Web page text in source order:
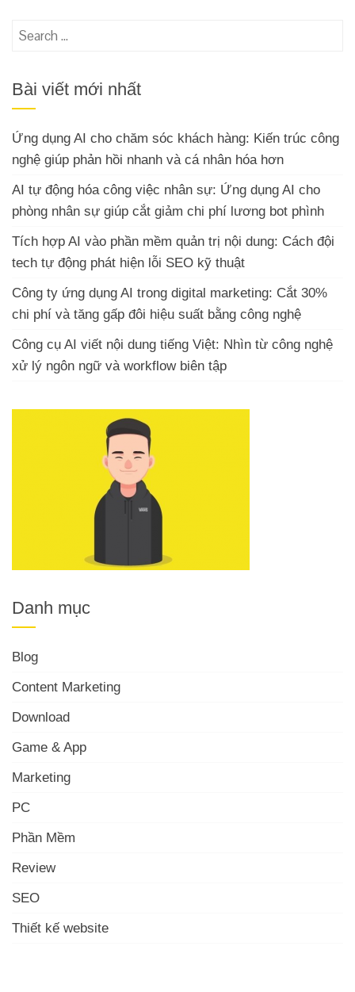
Search
Bài viết mới nhất
Ứng dụng AI cho chăm sóc khách hàng: Kiến trúc công
nghệ giúp phản hồi nhanh và cá nhân hóa hơn
AI tự động hóa công việc nhân sự: Ứng dụng AI cho
phòng nhân sự giúp cắt giảm chi phí lương bot phình
Tích hợp AI vào phần mềm quản trị nội dung: Cách đội
tech tự động phát hiện lỗi SEO kỹ thuật
Công ty ứng dụng AI trong digital marketing: Cắt 30%
chi phí và tăng gấp đôi hiệu suất bằng công nghệ
Công cụ AI viết nội dung tiếng Việt: Nhìn từ công nghệ
xử lý ngôn ngữ và workflow biên tập
Danh mục
Blog
Content Marketing
Download
Game & App
Marketing
PC
Phần Mềm
Review
SEO
Thiết kế website